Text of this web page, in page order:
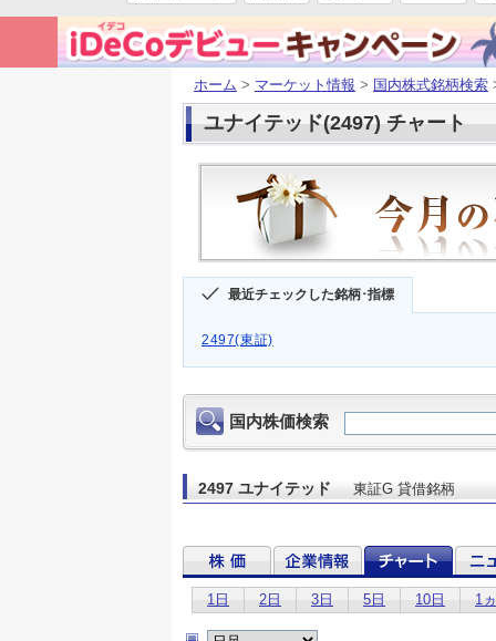
ホーム > マーケット情報 > 国内株式銘柄検索
ユナイテッド(2497) チャート
最近チェックした銘柄･指標
2497(東証)